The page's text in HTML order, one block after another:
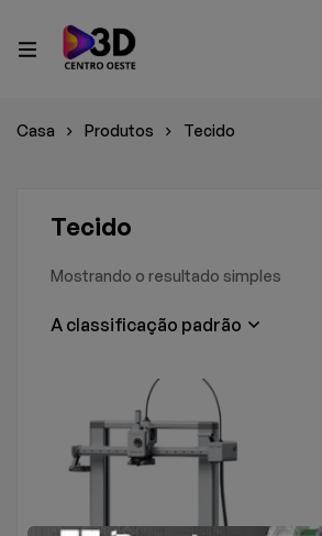
Casa Produtos Tecido
Tecido
Mostrando o resultado simples
A classificação padrão